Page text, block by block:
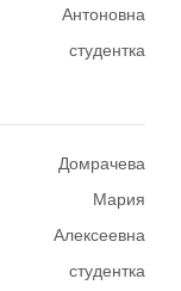
Антоновна
студентка
Домрачева
Мария
Алексеевна
студентка